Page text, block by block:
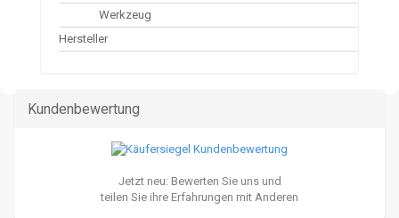
Werkzeug
Hersteller
Kundenbewertung
Jetzt neu: Bewerten Sie uns und
teilen Sie ihre Erfahrungen mit Anderen